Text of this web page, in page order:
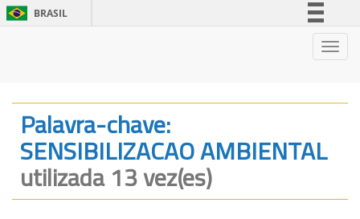
BRASIL
Canais
Palavra-chave:
SENSIBILIZACAO AMBIENTAL
utilizada 13 vez(es)